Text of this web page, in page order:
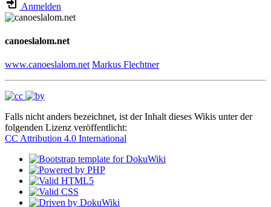
Anmelden
canoeslalom.net
www.canoeslalom.net Markus Flechtner
Falls nicht anders bezeichnet, ist der Inhalt dieses Wikis unter der
folgenden Lizenz veröffentlicht:
CC Attribution 4.0 International